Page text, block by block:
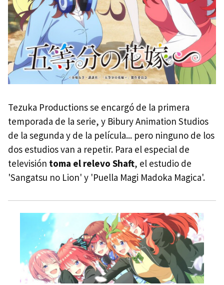
Tezuka Productions se encargó de la primera
temporada de la serie, y Bibury Animation Studios
de la segunda y de la película... pero ninguno de los
dos estudios van a repetir. Para el especial de
televisión toma el relevo Shaft, el estudio de
'Sangatsu no Lion' y 'Puella Magi Madoka Magica'.